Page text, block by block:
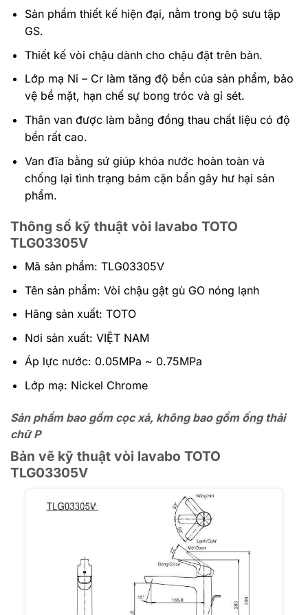
Sản phẩm thiết kế hiện đại, nằm trong bộ sưu tập
GS.
Thiết kế vòi chậu dành cho chậu đặt trên bàn.
Lớp mạ Ni – Cr làm tăng độ bền của sản phẩm, bảo
vệ bề mặt, hạn chế sự bong tróc và gỉ sét.
Thân van được làm bằng đồng thau chất liệu có độ
bền rất cao.
Van đĩa bằng sứ giúp khóa nước hoàn toàn và
chống lại tình trạng bám cặn bẩn gây hư hại sản
phẩm.
Thông số kỹ thuật vòi lavabo TOTO
TLG03305V
Mã sản phẩm: TLG03305V
Tên sản phẩm: Vòi chậu gật gù GO nóng lạnh
Hãng sản xuất: TOTO
Nơi sản xuất: VIỆT NAM
Áp lực nước: 0.05MPa ~ 0.75MPa
Lớp mạ: Nickel Chrome
Sản phẩm bao gồm cọc xả, không bao gồm ống thải
chữ P
Bản vẽ kỹ thuật vòi lavabo TOTO
TLG03305V